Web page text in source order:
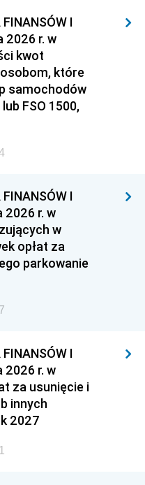
I
2026 r. w
kwot
które
samochodów
FSO 1500,
I
2026 r. w
w
opłat za
parkowanie
I
2026 r. w
za usunięcie i
innych
2027